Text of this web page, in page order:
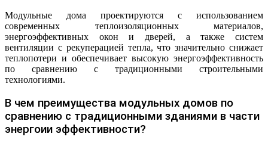
Модульные дома проектируются с использованием
современных теплоизоляционных материалов,
энергоэффективных окон и дверей, а также систем
вентиляции с рекуперацией тепла, что значительно снижает
теплопотери и обеспечивает высокую энергоэффективность
по сравнению с традиционными строительными
технологиями.
В чем преимущества модульных домов по
сравнению с традиционными зданиями в части
энергоии эффективности?